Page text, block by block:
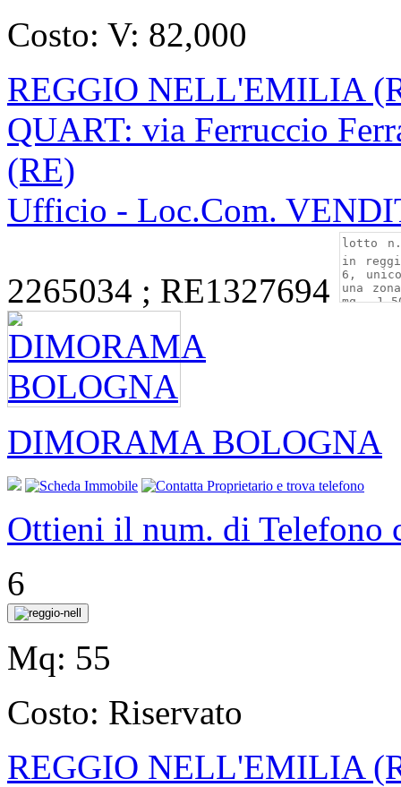
Costo: V: 82,000
REGGIO NELL'EMILIA
QUART: via Ferruccio
(RE)
Ufficio - Loc.Com.
2265034 ; RE1327694
DIMORAMA BOLOGNA
Ottieni il num. di Telefono
6
Mq: 55
Costo: Riservato
REGGIO NELL'EMILIA